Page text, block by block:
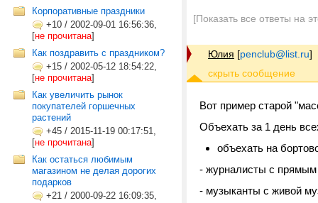
Корпоративные праздники
+10 / 2002-09-01 16:56:36,
[не прочитана]
Как поздравить с праздником?
+15 / 2002-05-12 18:54:22,
[не прочитана]
Как увеличить рынок
покупателей горшечных
растений
+45 / 2015-11-19 00:17:51,
[не прочитана]
Как остаться любимым
магазином не делая дорогих
подарков
+21 / 2000-09-22 16:09:35,
[Показать все ответы на
Юлия [penclub@list.ru]
Вот пример старой
Объехать за 1 день
объехать на
- журналисты с
- музыканты с живой